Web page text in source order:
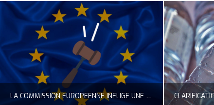
LA COMMISSION EUROPÉENNE INFLIGE UNE AMENDE RECORD À GOOGLE